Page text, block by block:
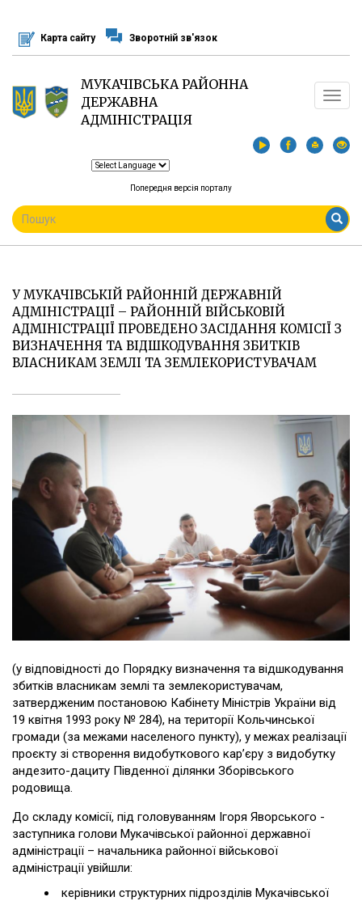
основного
матеріалу
Карта сайту Зворотній зв'язок
МУКАЧІВСЬКА РАЙОННА
ДЕРЖАВНА
АДМІНІСТРАЦІЯ
Toggle
Попередня версія порталу
ПОШУКОВА
ФОРМА
Пошук
У МУКАЧІВСЬКІЙ РАЙОННІЙ ДЕРЖАВНІЙ
АДМІНІСТРАЦІЇ – РАЙОННІЙ ВІЙСЬКОВІЙ
АДМІНІСТРАЦІЇ ПРОВЕДЕНО ЗАСІДАННЯ КОМІСІЇ З
ВИЗНАЧЕННЯ ТА ВІДШКОДУВАННЯ ЗБИТКІВ
ВЛАСНИКАМ ЗЕМЛІ ТА ЗЕМЛЕКОРИСТУВАЧАМ
(у відповідності до Порядку визначення та відшкодування
збитків власникам землі та землекористувачам,
затвердженим постановою Кабінету Міністрів України від
19 квітня 1993 року № 284), на території Кольчинської
громади (за межами населеного пункту), у межах реалізації
проєкту зі створення видобуткового кар’єру з видобутку
андезито-дациту Південної ділянки Зборівського
родовища.
До складу комісії, під головуванням Ігоря Яворського -
заступника голови Мукачівської районної державної
адміністрації – начальника районної військової
адміністрації увійшли:
керівники структурних підрозділів Мукачівської